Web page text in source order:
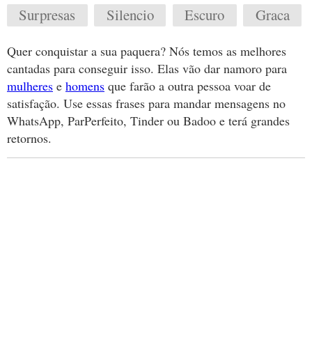
Surpresas
Silencio Escuro Graca
Quer conquistar a sua paquera? Nós temos as melhores
cantadas para conseguir isso. Elas vão dar namoro para
mulheres e homens que farão a outra pessoa voar de
satisfação. Use essas frases para mandar mensagens no
WhatsApp, ParPerfeito, Tinder ou Badoo e terá grandes
retornos.